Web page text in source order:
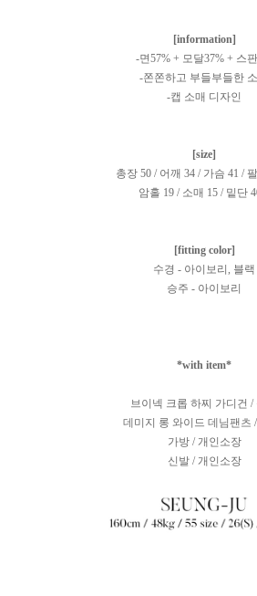
[information]
-면57% + 모달37% + 스
-쫀쫀하고 부들부들한
-캡 소매 디자인
[size]
총장 50 / 어깨 34 / 가슴 41 /
암홀 19 / 소매 15 / 밑단
[fitting color]
수경 - 아이보리, 블랙
승주 - 아이보리
*with item*
브이넥 크롭 하찌 가디건 /
데미지 롱 와이드 데님팬츠
가방 / 개인소장
신발 / 개인소장